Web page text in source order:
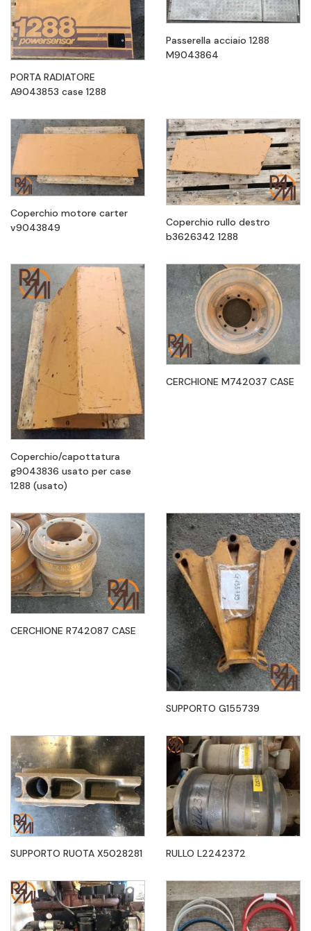
PORTA RADIATORE
A9043853 case 1288
Passerella acciaio 1288
M9043864
Coperchio motore carter
v9043849
Coperchio rullo destro
b3626342 1288
Coperchio/capottatura
g9043836 usato per case
1288 (usato)
CERCHIONE M742037 CASE
CERCHIONE R742087 CASE
SUPPORTO G155739
SUPPORTO RUOTA X5028281 RULLO L2242372